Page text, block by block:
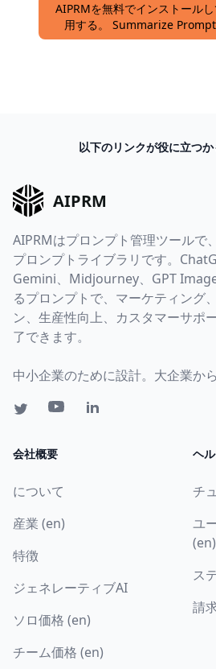
AIPRMを無料でインストール
用する。 Summarize
以下のリンクが役に立つか
AIPRM
AIPRMはプロンプト管理ツールで
プロンプトライブラリです。
Gemini、Midjourney、GPT
るプロンプトで、マーケティング
ン、生産性向上、カスタマーサポ
了できます。
中小企業のために設計。大企業か
会社概要
について
産業 (en)
特徴
ジェネレーティブAI
ソロ価格 (en)
チーム価格 (en)
ヘ
チ
ユ
(en)
ス
請